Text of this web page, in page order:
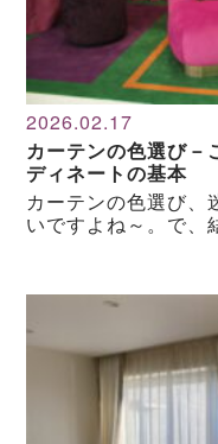
2026.02.17
カーテンの色選び－
ディネートの基本
カーテンの色選び、
いですよね～。で